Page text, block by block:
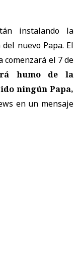
instalando la
nuevo Papa. El
comenzará el 7 de
humo de la
ningún Papa,
en un mensaje